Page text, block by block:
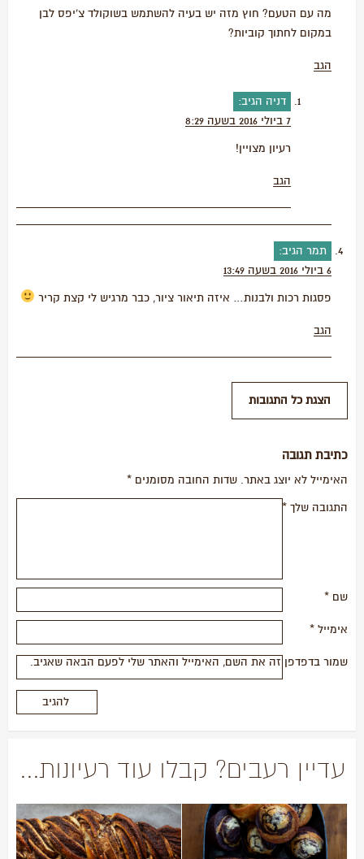
מה עם הטעם? חוץ מזה יש בעיה להשתמש בשוקולד צ'יפס לבן
במקום לחתוך קוביות?
הגב
דניה הגיב:
7 ביולי 2016 בשעה 8:29
רעיון מצויין!
הגב
תמר הגיב:
6 ביולי 2016 בשעה 13:49
פסגות רכות ולבנות… איזה תיאור ציור, כבר מרגיש לי קצת קריר
הגב
כתיבת תגובה
האימייל לא יוצג באתר. שדות החובה מסומנים *
התגובה שלך *
שם *
אימייל *
שמור בדפדפן זה את השם, האימייל והאתר שלי לפעם הבאה שאגיב.
עדיין רעבים? קבלו עוד רעיונות...